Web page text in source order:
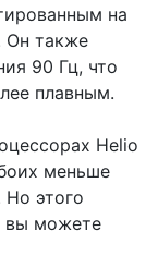
на
Он также
90 Гц, что
плавным.
Helio
меньше
Но этого
вы можете